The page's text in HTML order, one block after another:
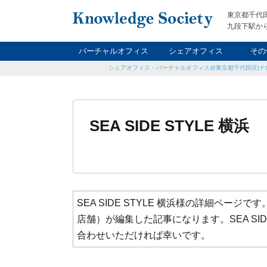
東京都千代
九段下駅か
バーチャルオフィス シェアオフィス そ
レン
ナイト&
シェアオフィス・バーチャルオフィス@東京都千代田区|
SEA SIDE STYLE 横浜
SEA SIDE STYLE 横浜様の詳細ページで
店舗）が編集した記事になります。SEA
合わせいただければ幸いです。